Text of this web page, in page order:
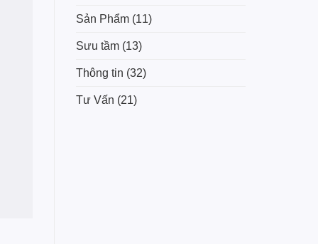
Sản Phẩm (11)
Sưu tầm (13)
Thông tin (32)
Tư Vấn (21)